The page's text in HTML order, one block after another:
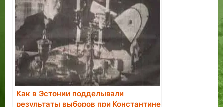
Как в Эстонии подделывали
результаты выборов при Константине